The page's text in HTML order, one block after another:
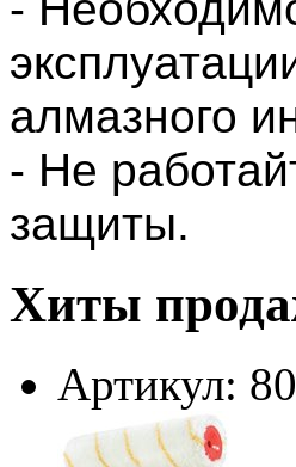
алмазного
- Не
защиты.
Хиты
Артикул: